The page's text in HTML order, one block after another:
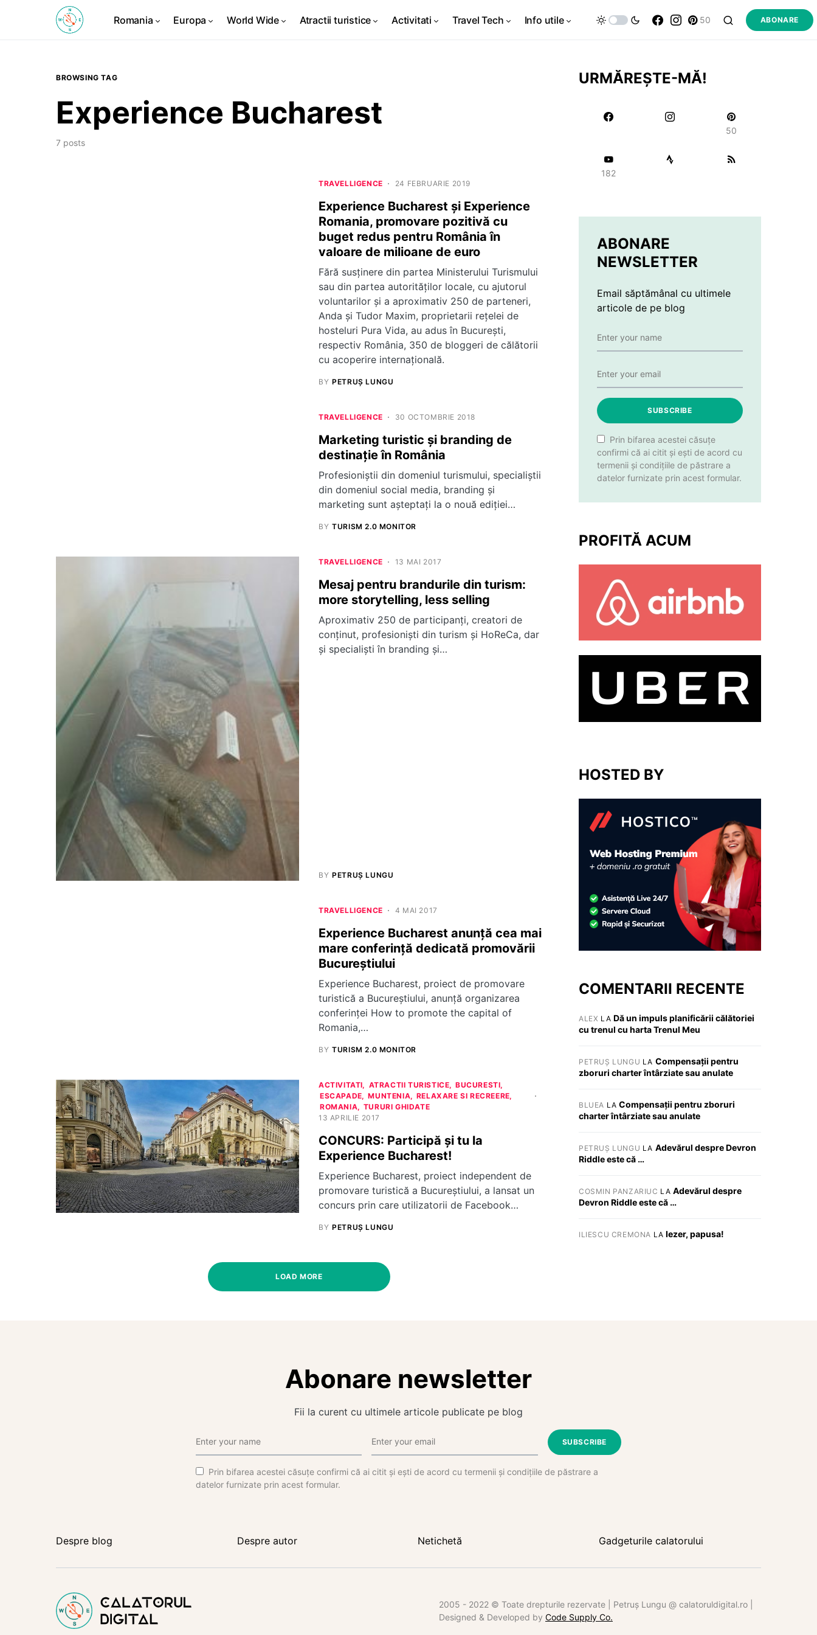
Romania Europa World Wide Atractii turistice Activitati Travel Tech Info utile 50 ABONARE
BROWSING TAG
Experience Bucharest
7 posts
TRAVELLIGENCE 24 FEBRUARIE 2019
Experience Bucharest și Experience
Romania, promovare pozitivă cu
buget redus pentru România în
valoare de milioane de euro
Fără susținere din partea Ministerului Turismului
sau din partea autorităților locale, cu ajutorul
voluntarilor și a aproximativ 250 de parteneri,
Anda și Tudor Maxim, proprietarii rețelei de
hosteluri Pura Vida, au adus în București,
respectiv România, 350 de bloggeri de călătorii
cu acoperire internațională.
BY PETRUȘ LUNGU
TRAVELLIGENCE 30 OCTOMBRIE 2018
Marketing turistic și branding de
destinație în România
Profesioniștii din domeniul turismului, specialiștii
din domeniul social media, branding și
marketing sunt așteptați la o nouă ediției…
BY TURISM 2.0 MONITOR
TRAVELLIGENCE 13 MAI 2017
Mesaj pentru brandurile din turism:
more storytelling, less selling
Aproximativ 250 de participanți, creatori de
conținut, profesioniști din turism și HoReCa, dar
și specialiști în branding și…
BY PETRUȘ LUNGU
TRAVELLIGENCE 4 MAI 2017
Experience Bucharest anunță cea mai
mare conferință dedicată promovării
Bucureștiului
Experience Bucharest, proiect de promovare
turistică a Bucureștiului, anunță organizarea
conferinței How to promote the capital of
Romania,…
BY TURISM 2.0 MONITOR
ACTIVITATI ATRACTII TURISTICE
BUCURESTI
ESCAPADE
MUNTENIA
RELAXARE SI RECREERE
ROMANIA
TURURI GHIDATE
13 APRILIE 2017
CONCURS: Participă și tu la
Experience Bucharest!
Experience Bucharest, proiect independent de
promovare turistică a Bucureștiului, a lansat un
concurs prin care utilizatorii de Facebook…
BY PETRUȘ LUNGU
LOAD MORE
URMĂREȘTE-MĂ!
50
182
ABONARE
NEWSLETTER
Email săptămânal cu ultimele
articole de pe blog
SUBSCRIBE
Prin bifarea acestei căsuțe
confirmi că ai citit și ești de acord cu
termenii și condițiile de păstrare a
datelor furnizate prin acest formular.
PROFITĂ ACUM
HOSTED BY
COMENTARII RECENTE
ALEX LA Dă un impuls planificării călătoriei
cu trenul cu harta Trenul Meu
PETRUȘ LUNGU LA Compensații pentru
zboruri charter întârziate sau anulate
BLUEA LACompensații pentru zboruri
charter întârziate sau anulate
PETRUȘ LUNGU LA Adevărul despre Devron
Riddle este că …
COSMIN PANZARIUC LA Adevărul despre
Devron Riddle este că …
ILIESCU CREMONA LA Iezer, papusa!
Abonare newsletter
Fii la curent cu ultimele articole publicate pe blog
SUBSCRIBE
Prin bifarea acestei căsuțe confirmi că ai citit și ești de acord cu termenii și condițiile de păstrare a
datelor furnizate prin acest formular.
Despre blog Despre autor Netichetă Gadgeturile calatorului
2005 - 2022 © Toate drepturile rezervate | Petruș Lungu @ calatoruldigital.ro |
Designed & Developed by Code Supply Co.